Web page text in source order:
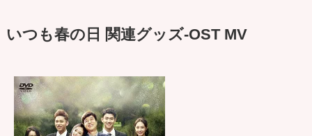
いつも春の日 関連グッズ-OST MV